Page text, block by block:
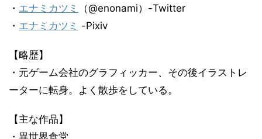
・ エナミカツミ
（@enonami）-Twitter
・ エナミカツミ -Pixiv
【略歴】
・元ゲーム会社のグラフィッカー、その後イラストレ
ーターに転身。よく散歩をしている。
【主な作品】
・異世界食堂